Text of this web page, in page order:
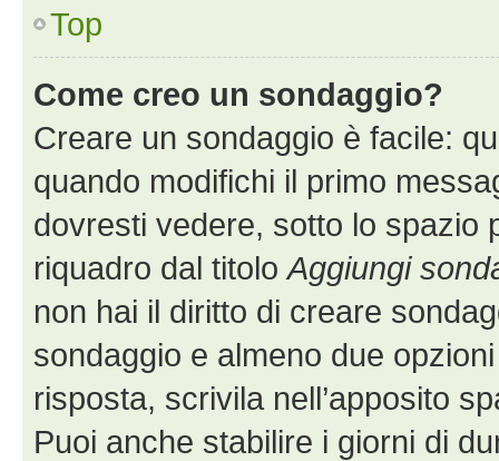
Top
Come creo un sondaggio?
Creare un sondaggio è facile:
quando modifichi il primo
dovresti vedere, sotto lo spazio
riquadro dal titolo Aggiungi
non hai il diritto di creare
sondaggio e almeno due
risposta, scrivila nell’apposito
Puoi anche stabilire i giorni di